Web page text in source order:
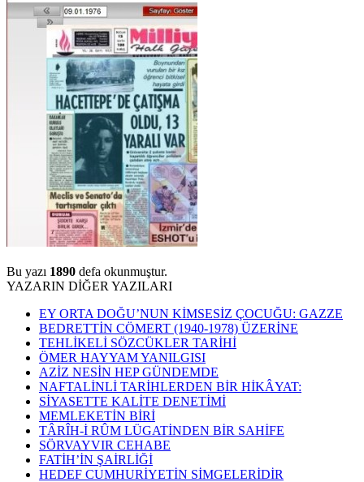
Bu yazı 1890 defa okunmuştur.
YAZARIN DİĞER YAZILARI
EY ORTA DOĞU’NUN KİMSESİZ ÇOCUĞU: GAZZE
BEDRETTİN CÖMERT (1940-1978) ÜZERİNE
TEHLİKELİ SÖZCÜKLER TARİHİ
ÖMER HAYYAM YANILGISI
AZİZ NESİN HEP GÜNDEMDE
NAFTALİNLİ TARİHLERDEN BİR HİKÂYAT:
SİYASETTE KALİTE DENETİMİ
MEMLEKETİN BİRİ
TÂRÎH-İ RÛM LÜGATİNDEN BİR SAHİFE
SÖRVAYVIR CEHABE
FATİH’İN ŞAİRLİĞİ
HEDEF CUMHURİYETİN SİMGELERİDİR